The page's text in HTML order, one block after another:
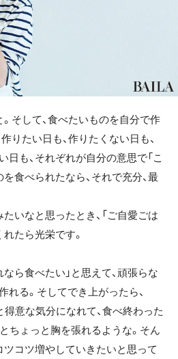
そして、食べたいものを自分で作
りたい日も、作りたくない日も、
も、それぞれが自分の意思で「こ
食べられたなら、それで充分、最
いなと思ったとき、「ご自愛ごは
たら光栄です。
ら食べたい」と思えて、頑張らな
れる。そしてでき上がったら、
得意な気分になれて、食べ終わった
ちょっと胸を張れるような。そん
ツコツ増やしていきたいと思って